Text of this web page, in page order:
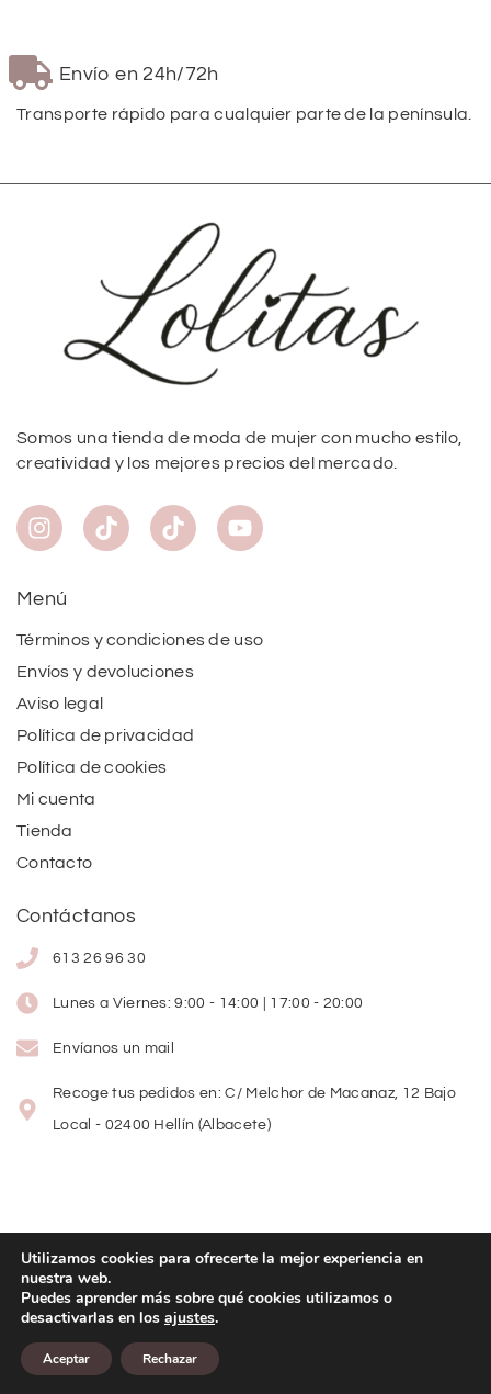
Envío en 24h/72h
Transporte rápido para cualquier parte de la península.
Somos una tienda de moda de mujer con mucho estilo,
creatividad y los mejores precios del mercado.
Menú
Términos y condiciones de uso
Envíos y devoluciones
Aviso legal
Política de privacidad
Política de cookies
Mi cuenta
Tienda
Contacto
Contáctanos
613 26 96 30
Lunes a Viernes: 9:00 - 14:00 | 17:00 - 20:00
Envíanos un mail
Recoge tus pedidos en: C/ Melchor de Macanaz, 12 Bajo
Local - 02400 Hellín (Albacete)
Copyright© 2026Lolitas Moda
Diseño web:
Utilizamos cookies para ofrecerte la mejor experiencia en
nuestra web.
Puedes aprender más sobre qué cookies utilizamos o
desactivarlas en los ajustes.
Aceptar Rechazar